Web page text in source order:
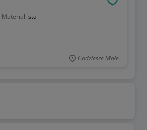
Materiał: stal
Godziesze Małe